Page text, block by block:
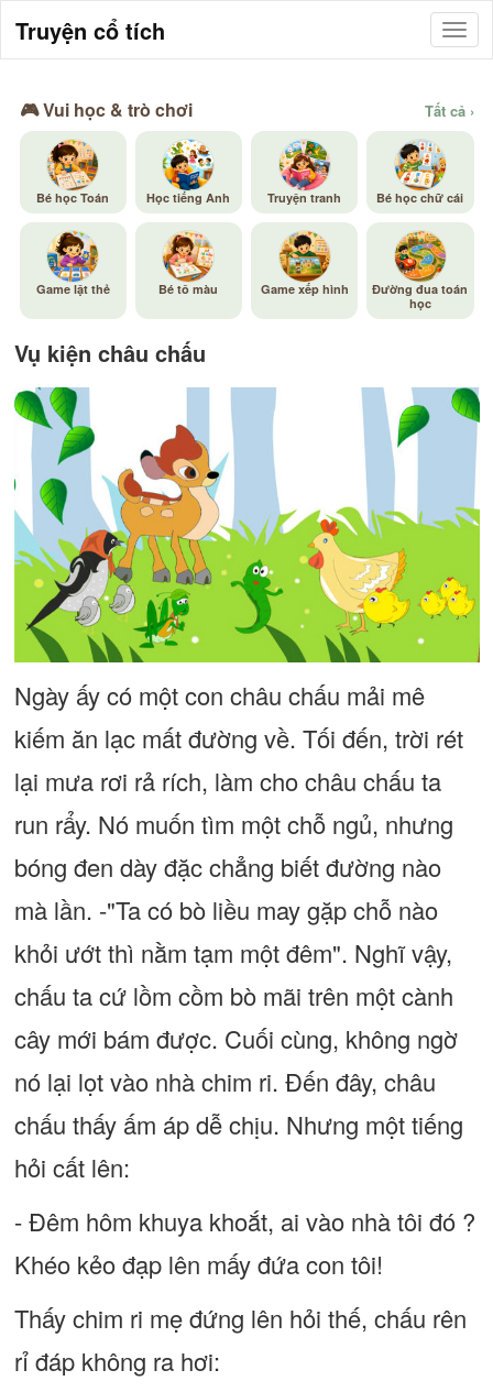
Truyện cổ tích
🎮 Vui học & trò chơi Tất cả ›
Bé học Toán Học tiếng Anh Truyện tranh Bé học chữ cái
Game lật thẻ Bé tô màu Game xếp hình
Đường đua toán
học
Vụ kiện châu chấu
Ngày ấy có một con châu chấu mải mê
kiếm ăn lạc mất đường về. Tối đến, trời rét
lại mưa rơi rả rích, làm cho châu chấu ta
run rẩy. Nó muốn tìm một chỗ ngủ, nhưng
bóng đen dày đặc chẳng biết đường nào
mà lần. -"Ta có bò liều may gặp chỗ nào
khỏi ướt thì nằm tạm một đêm". Nghĩ vậy,
chấu ta cứ lồm cồm bò mãi trên một cành
cây mới bám được. Cuối cùng, không ngờ
nó lại lọt vào nhà chim ri. Đến đây, châu
chấu thấy ấm áp dễ chịu. Nhưng một tiếng
hỏi cất lên:
- Đêm hôm khuya khoắt, ai vào nhà tôi đó ?
Khéo kẻo đạp lên mấy đứa con tôi!
Thấy chim ri mẹ đứng lên hỏi thế, chấu rên
rỉ đáp không ra hơi: